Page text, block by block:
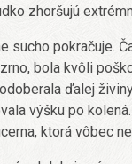
zhoršujú
sucho pokračuje.
bola kvôli
ďalej
výšku po
ktorá vôbec